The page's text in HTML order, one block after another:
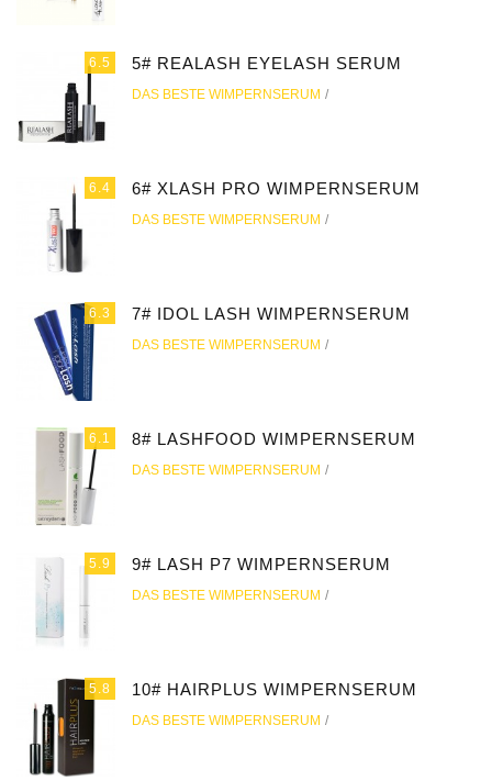
6.5 5# REALASH EYELASH SERUM
DAS BESTE WIMPERNSERUM
6.4 6# XLASH PRO WIMPERNSERUM
DAS BESTE WIMPERNSERUM
6.3 7# IDOL LASH WIMPERNSERUM
DAS BESTE WIMPERNSERUM
6.1 8# LASHFOOD WIMPERNSERUM
DAS BESTE WIMPERNSERUM
5.9 9# LASH P7 WIMPERNSERUM
DAS BESTE WIMPERNSERUM
5.8 10# HAIRPLUS WIMPERNSERUM
DAS BESTE WIMPERNSERUM